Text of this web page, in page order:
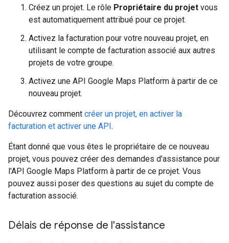
Créez un projet. Le rôle Propriétaire du projet vous
est automatiquement attribué pour ce projet.
Activez la facturation pour votre nouveau projet, en
utilisant le compte de facturation associé aux autres
projets de votre groupe.
Activez une API Google Maps Platform à partir de ce
nouveau projet.
Découvrez comment créer un projet, en activer la
facturation et activer une API.
Étant donné que vous êtes le propriétaire de ce nouveau
projet, vous pouvez créer des demandes d'assistance pour
l'API Google Maps Platform à partir de ce projet. Vous
pouvez aussi poser des questions au sujet du compte de
facturation associé.
Délais de réponse de l'assistance